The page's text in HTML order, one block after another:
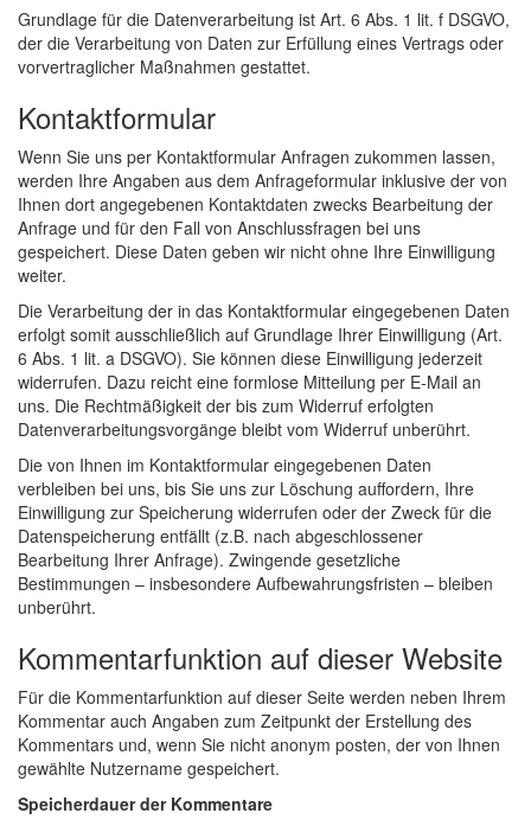
Grundlage für die Datenverarbeitung ist Art. 6 Abs. 1 lit. f DSGVO,
der die Verarbeitung von Daten zur Erfüllung eines Vertrags oder
vorvertraglicher Maßnahmen gestattet.
Kontaktformular
Wenn Sie uns per Kontaktformular Anfragen zukommen lassen,
werden Ihre Angaben aus dem Anfrageformular inklusive der von
Ihnen dort angegebenen Kontaktdaten zwecks Bearbeitung der
Anfrage und für den Fall von Anschlussfragen bei uns
gespeichert. Diese Daten geben wir nicht ohne Ihre Einwilligung
weiter.
Die Verarbeitung der in das Kontaktformular eingegebenen Daten
erfolgt somit ausschließlich auf Grundlage Ihrer Einwilligung (Art.
6 Abs. 1 lit. a DSGVO). Sie können diese Einwilligung jederzeit
widerrufen. Dazu reicht eine formlose Mitteilung per E-Mail an
uns. Die Rechtmäßigkeit der bis zum Widerruf erfolgten
Datenverarbeitungsvorgänge bleibt vom Widerruf unberührt.
Die von Ihnen im Kontaktformular eingegebenen Daten
verbleiben bei uns, bis Sie uns zur Löschung auffordern, Ihre
Einwilligung zur Speicherung widerrufen oder der Zweck für die
Datenspeicherung entfällt (z.B. nach abgeschlossener
Bearbeitung Ihrer Anfrage). Zwingende gesetzliche
Bestimmungen – insbesondere Aufbewahrungsfristen – bleiben
unberührt.
Kommentarfunktion auf dieser Website
Für die Kommentarfunktion auf dieser Seite werden neben Ihrem
Kommentar auch Angaben zum Zeitpunkt der Erstellung des
Kommentars und, wenn Sie nicht anonym posten, der von Ihnen
gewählte Nutzername gespeichert.
Speicherdauer der Kommentare